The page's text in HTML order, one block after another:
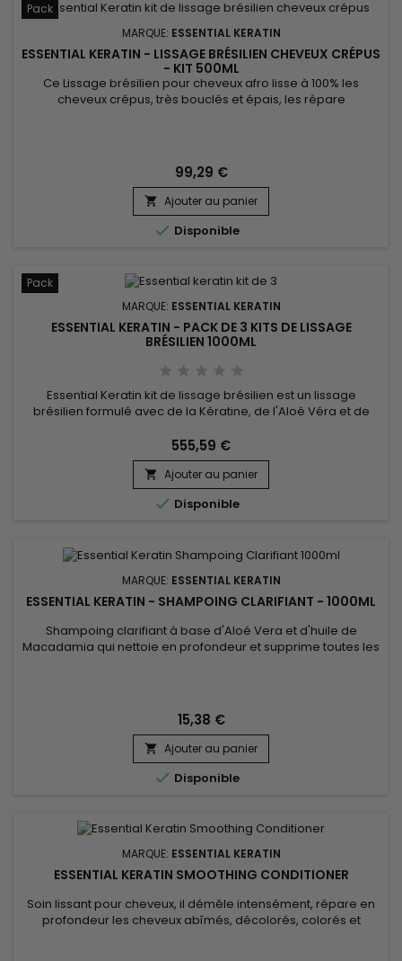
Pack
MARQUE: ESSENTIAL KERATIN
ESSENTIAL KERATIN - LISSAGE BRÉSILIEN CHEVEUX CRÉPUS
- KIT 500ML
Ce Lissage brésilien pour cheveux afro lisse à 100% les
cheveux crépus, très bouclés et épais, les répare
Brésilien cheveux crépus agit au cœur de la fibre capillaire
pour...
99,29 €
 Ajouter au panier
 Disponible
Pack
MARQUE: ESSENTIAL KERATIN
ESSENTIAL KERATIN - PACK DE 3 KITS DE LISSAGE
BRÉSILIEN 1000ML
Essential Keratin kit de lissage brésilien est un lissage
brésilien formulé avec de la Kératine, de l'Aloé Véra et de
cortex, donner souplesse et brillance.&nbsp; Conçu pour les
cheveux très bouclés, frisés, crépus, le lissage brésilien
Essential Keratin réduit le volume, contrôle les frisottis et...
555,59 €
 Ajouter au panier
 Disponible
MARQUE: ESSENTIAL KERATIN
ESSENTIAL KERATIN - SHAMPOING CLARIFIANT - 1000ML
Shampoing clarifiant à base d'Aloé Vera et d'huile de
Macadamia qui nettoie en profondeur et supprime toutes les
(cuticules) de vos cheveux pour optimiser la pénétration de
la Kératine et...
15,38 €
 Ajouter au panier
 Disponible
MARQUE: ESSENTIAL KERATIN
ESSENTIAL KERATIN SMOOTHING CONDITIONER
Soin lissant pour cheveux, il démêle intensément, répare en
profondeur les cheveux abîmés, décolorés, colorés et